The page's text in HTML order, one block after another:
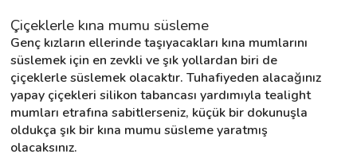
Çiçeklerle kına mumu süsleme
Genç kızların ellerinde taşıyacakları kına mumlarını
süslemek için en zevkli ve şık yollardan biri de
çiçeklerle süslemek olacaktır. Tuhafiyeden alacağınız
yapay çiçekleri silikon tabancası yardımıyla tealight
mumları etrafına sabitlerseniz, küçük bir dokunuşla
oldukça şık bir kına mumu süsleme yaratmış
olacaksınız.